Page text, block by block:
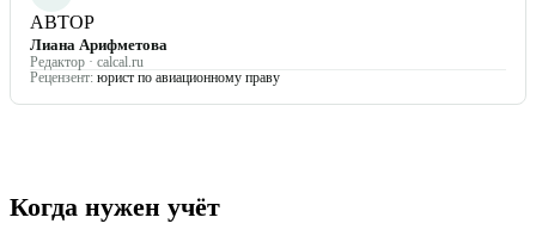
АВТОР
Лиана Арифметова
Редактор · calcal.ru
Рецензент: юрист по авиационному праву
Когда нужен учёт